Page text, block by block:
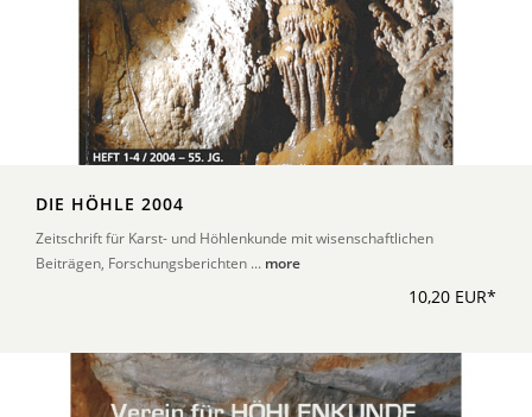
DIE HÖHLE 2004
Zeitschrift für Karst- und Höhlenkunde mit wisenschaftlichen
Beiträgen, Forschungsberichten ... more
10,20 EUR*